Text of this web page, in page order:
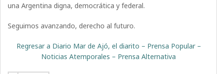
una Argentina digna, democrática y federal.
Seguimos avanzando, derecho al futuro.
Regresar a Diario Mar de Ajó, el diarito – Prensa Popular –
Noticias Atemporales – Prensa Alternativa